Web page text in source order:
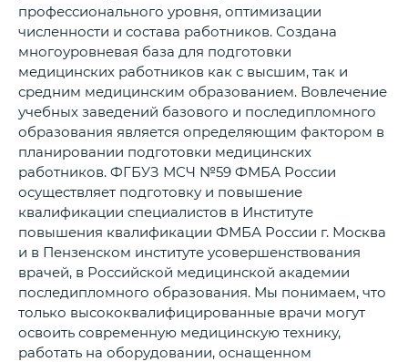
профессионального уровня, оптимизации
численности и состава работников. Создана
многоуровневая база для подготовки
медицинских работников как с высшим, так и
средним медицинским образованием. Вовлечение
учебных заведений базового и последипломного
образования является определяющим фактором в
планировании подготовки медицинских
работников. ФГБУЗ МСЧ №59 ФМБА России
осуществляет подготовку и повышение
квалификации специалистов в Институте
повышения квалификации ФМБА России г. Москва
и в Пензенском институте усовершенствования
врачей, в Российской медицинской академии
последипломного образования. Мы понимаем, что
только высококвалифицированные врачи могут
освоить современную медицинскую технику,
работать на оборудовании, оснащенном